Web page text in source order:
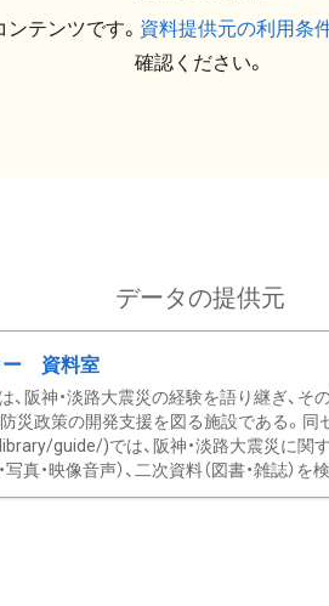
テンツです。 資料提供元の利用条
確認ください。
データの提供元
ー 資料室
、阪神・淡路大震災の経験を語り継ぎ、
防災政策の開発支援を図る施設である。同
guide/)では、阪神・淡路大震災に関
真・映像音声）、二次資料（図書・雑誌）を検